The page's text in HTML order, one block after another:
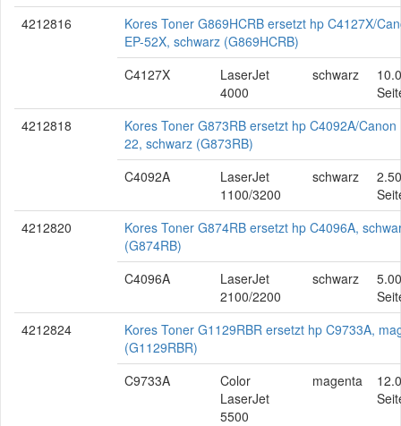
4212816
Kores Toner G869HCRB ersetzt hp C4127X/
EP-52X, schwarz (G869HCRB)
C4127X
LaserJet
4000
schwarz
4212818
Kores Toner G873RB ersetzt hp C4092A/Canon
22, schwarz (G873RB)
C4092A
LaserJet
1100/3200
schwarz
4212820
Kores Toner G874RB ersetzt hp C4096A,
(G874RB)
C4096A
LaserJet
2100/2200
schwarz
4212824
Kores Toner G1129RBR ersetzt hp C9733A,
(G1129RBR)
C9733A
Color
LaserJet
5500
magenta